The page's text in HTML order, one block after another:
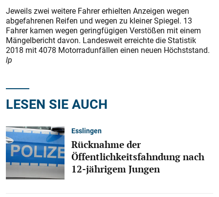
Jeweils zwei weitere Fahrer erhielten Anzeigen wegen
abgefahrenen Reifen und wegen zu kleiner Spiegel. 13
Fahrer kamen wegen geringfügigen Verstößen mit einem
Mängelbericht davon. Landesweit erreichte die Statistik
2018 mit 4078 Motorradunfällen einen neuen Höchststand.
lp
LESEN SIE AUCH
Esslingen
Rücknahme der
Öffentlichkeitsfahndung nach
12-jährigem Jungen